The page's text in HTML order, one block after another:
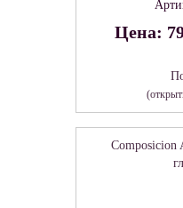
Цена:
Composicion